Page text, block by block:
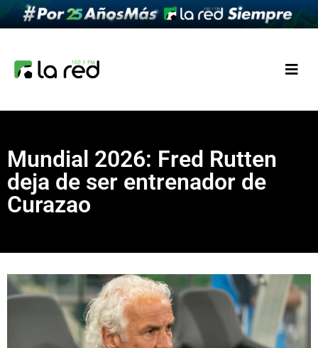
Mundial 2026: Fred Rutten
deja de ser entrenador de
Curazao